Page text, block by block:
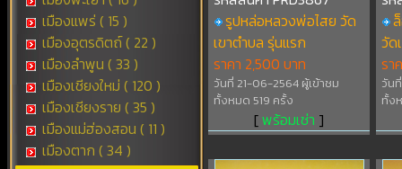
เมืองแพร่ ( 15 )
เมืองอุตรดิตถ์ ( 22 )
เมืองลำพูน ( 33 )
เมืองเชียงใหม่ ( 120 )
เมืองเชียงราย ( 35 )
เมืองแม่ฮ่องสอน ( 11 )
เมืองตาก ( 34 )
รูปหล่อหลวงพ่อไสย วัด
เขาตำบล รุ่นแรก
ราคา 2,500 บาท
วันที่ 21-06-2564 ผู้เข้าชม
ทั้งหมด 519 ครั้ง
[พร้อมเช่า ]
วัด
รา
วัน
ทั้ง